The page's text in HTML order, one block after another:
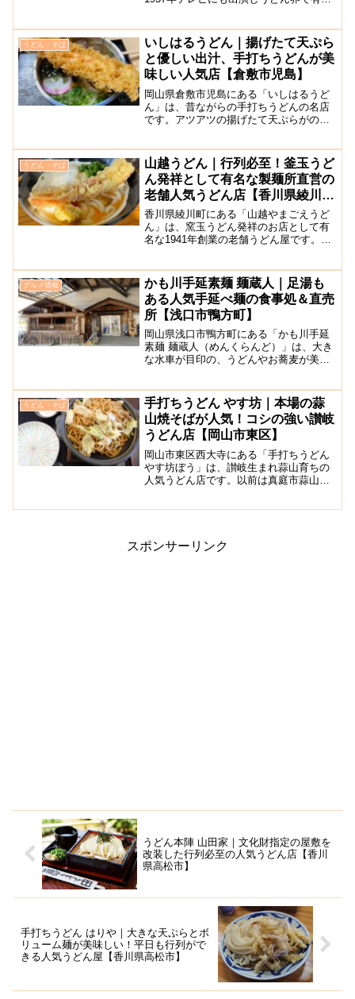
業をされています。こちらのお店のうど
んは、麺はコシ...
うどん・そば
いしはるうどん｜揚げたて天ぷら
と優しい出汁、手打ちうどんが美
味しい人気店【倉敷市児島】
岡山県倉敷市児島にある「いしはるうど
ん」は、昔ながらの手打ちうどんの名店
です。アツアツの揚げたて天ぷらがのっ
げたての海老天を汁に浸すとジュ〜っと
音が！そのくらい出来立て...
うどん・そば
山越うどん｜行列必至！釜玉うど
ん発祥として有名な製麺所直営の
老舗人気うどん店【香川県綾川
町】
香川県綾川町にある「山越やまごえうど
ん」は、窯玉うどん発祥のお店として有
名な1941年創業の老舗うどん屋です。毎
ど大人気の名店です。名物のかまたまう
どんは、ツルモチ食感...
グルメ情報
かも川手延素麺 麺蔵人｜足湯も
ある人気手延べ麺の食事処＆直売
所【浅口市鴨方町】
岡山県浅口市鴨方町にある「かも川手延
素麺 麺蔵人（めんくらんど）」は、大き
な水車が目印の、うどんやお蕎麦が美味
な種類の商品を購入することができる直
売所でもあります。また...
うどん・そば
手打ちうどん やす坊｜本場の蒜
山焼そばが人気！コシの強い讃岐
うどん店【岡山市東区】
岡山市東区西大寺にある「手打ちうどん
やす坊ぼう」は、讃岐生まれ蒜山育ちの
人気うどん店です。以前は真庭市蒜山で
スポンサーリンク
うどん本陣 山田家｜文化財指定の屋敷を
改装した行列必至の人気うどん店【香川
県高松市】
手打ちうどん はりや｜大きな天ぷらとボ
リューム麺が美味しい！平日も行列がで
きる人気うどん屋【香川県高松市】